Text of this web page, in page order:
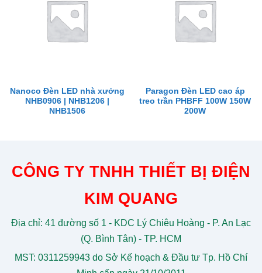
Nanoco Đèn LED nhà xưởng
NHB0906 | NHB1206 |
NHB1506
Paragon Đèn LED cao áp
treo trần PHBFF 100W 150W
200W
CÔNG TY TNHH THIẾT BỊ ĐIỆN
KIM QUANG
Địa chỉ: 41 đường số 1 - KDC Lý Chiêu Hoàng - P. An Lạc
(Q. Bình Tân) - TP. HCM
MST: 0311259943 do Sở Kế hoạch & Đầu tư Tp. Hồ Chí